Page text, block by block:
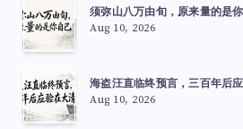
须弥山八万由旬，原来量的是你
Aug 10, 2026
海盗汪直临终预言，三百年后应
Aug 10, 2026